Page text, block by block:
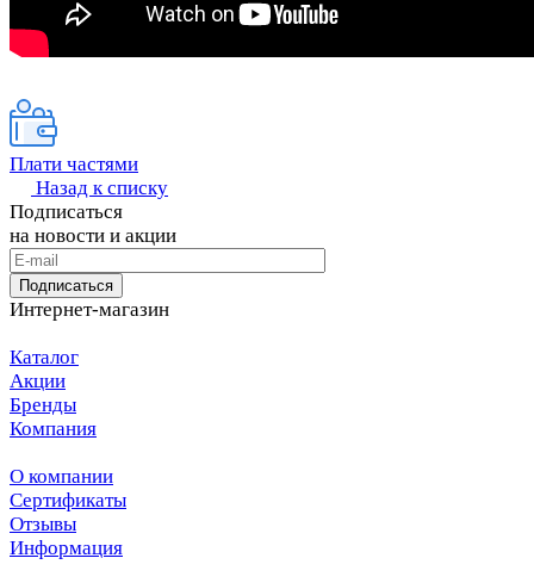
Плати частями
Назад к списку
Подписаться
на новости и акции
Подписаться
Интернет-магазин
Каталог
Акции
Бренды
Компания
О компании
Сертификаты
Отзывы
Информация